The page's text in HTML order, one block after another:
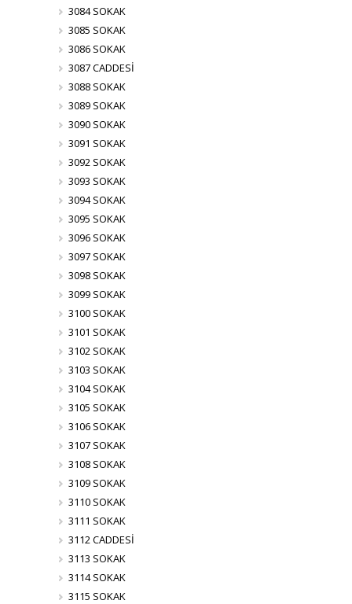
3084 SOKAK
3085 SOKAK
3086 SOKAK
3087 CADDESİ
3088 SOKAK
3089 SOKAK
3090 SOKAK
3091 SOKAK
3092 SOKAK
3093 SOKAK
3094 SOKAK
3095 SOKAK
3096 SOKAK
3097 SOKAK
3098 SOKAK
3099 SOKAK
3100 SOKAK
3101 SOKAK
3102 SOKAK
3103 SOKAK
3104 SOKAK
3105 SOKAK
3106 SOKAK
3107 SOKAK
3108 SOKAK
3109 SOKAK
3110 SOKAK
3111 SOKAK
3112 CADDESİ
3113 SOKAK
3114 SOKAK
3115 SOKAK